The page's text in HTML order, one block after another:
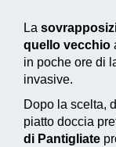
La
quello vecchio
in poche ore di
invasive.
Dopo la scelta,
piatto doccia
di Pantigliate